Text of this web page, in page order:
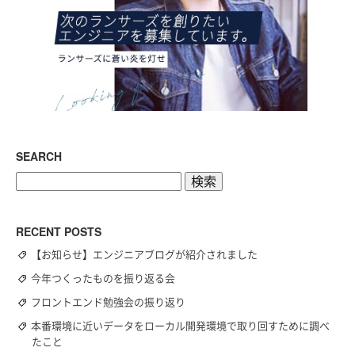
SEARCH
RECENT POSTS
【お知らせ】エンジニアブログが紹介されました
今年つくったものを振り返る会
フロントエンド勉強会の振り返り
本番環境に近いデータをローカル開発環境で取り回すために調べ
たこと